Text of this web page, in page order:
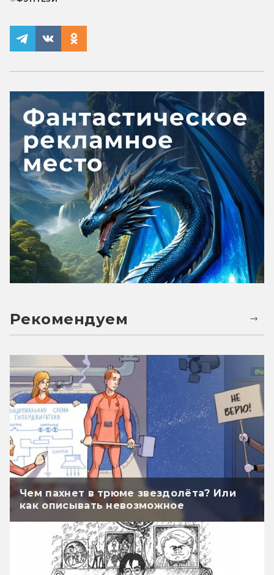
Рекомендуем
Чем пахнет в трюме звездолёта? Или
как описывать невозможное